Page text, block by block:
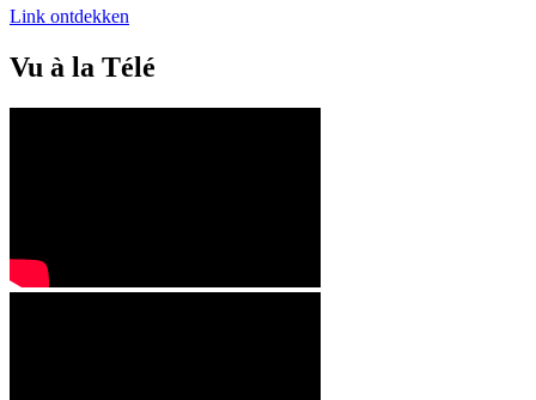
Link ontdekken
Vu à la Télé